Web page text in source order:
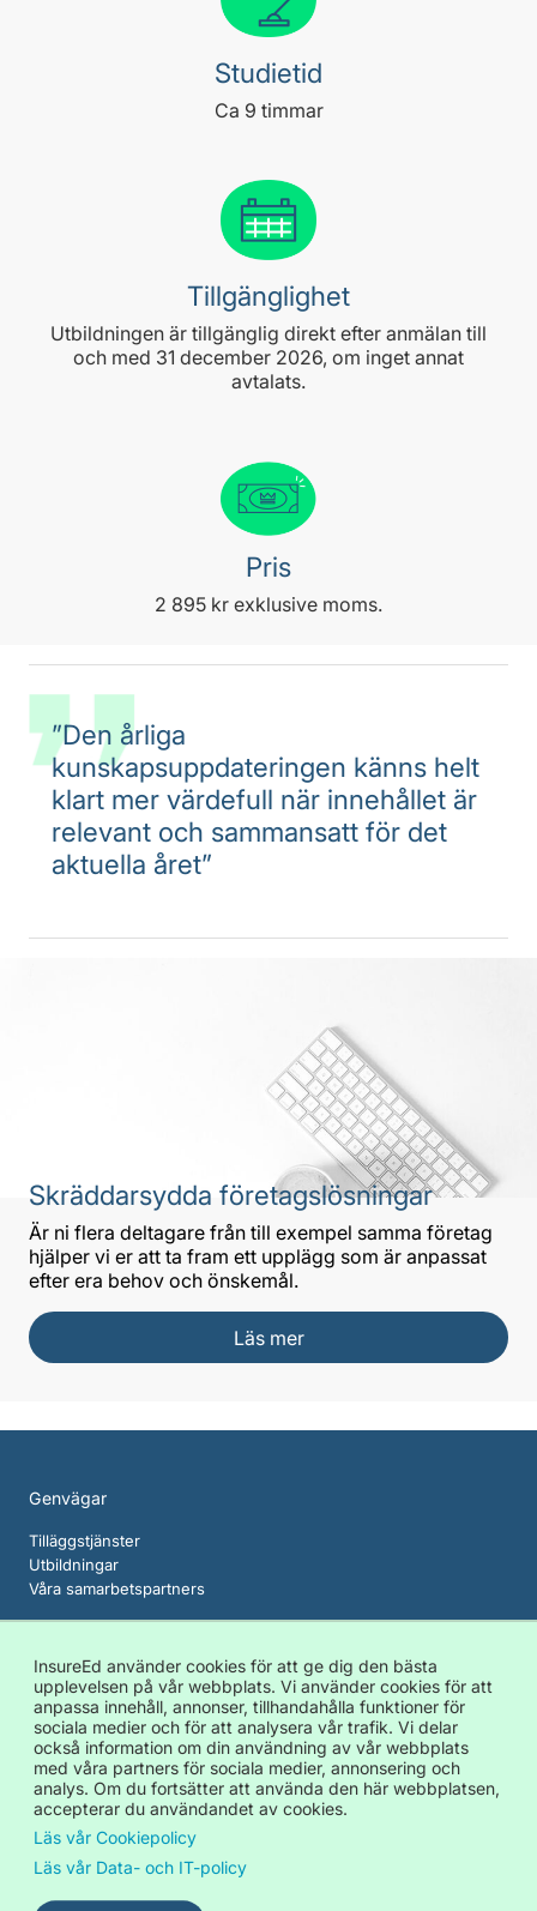
Studietid
Ca 9 timmar
Tillgänglighet
Utbildningen är tillgänglig direkt efter anmälan till
och med 31 december 2026, om inget annat
avtalats.
Pris
2 895 kr exklusive moms.
”Den årliga
kunskapsuppdateringen känns helt
klart mer värdefull när innehållet är
relevant och sammansatt för det
aktuella året”
Skräddarsydda företagslösningar
Är ni flera deltagare från till exempel samma företag
hjälper vi er att ta fram ett upplägg som är anpassat
efter era behov och önskemål.
Läs mer
Genvägar
Tilläggstjänster
Utbildningar
Våra samarbetspartners
Om InsureEd
Cookies
Dataskydds- och IT-policy
Allmänna avtalsvillkor
Kontakt
c/o United Spaces Olof Palmes gata 11, 111 37 Stockholm
info@insureed.se
InsureEd använder cookies för att ge dig den bästa
upplevelsen på vår webbplats. Vi använder cookies för att
anpassa innehåll, annonser, tillhandahålla funktioner för
sociala medier och för att analysera vår trafik. Vi delar
också information om din användning av vår webbplats
med våra partners för sociala medier, annonsering och
analys. Om du fortsätter att använda den här webbplatsen,
accepterar du användandet av cookies.
Läs vår Cookiepolicy
Läs vår Data- och IT-policy